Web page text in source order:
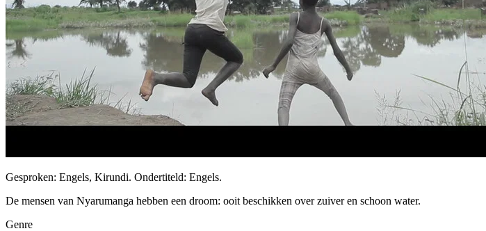
Gesproken: Engels, Kirundi. Ondertiteld: Engels.
De mensen van Nyarumanga hebben een droom: ooit beschikken over zuiver en schoon water.
Genre